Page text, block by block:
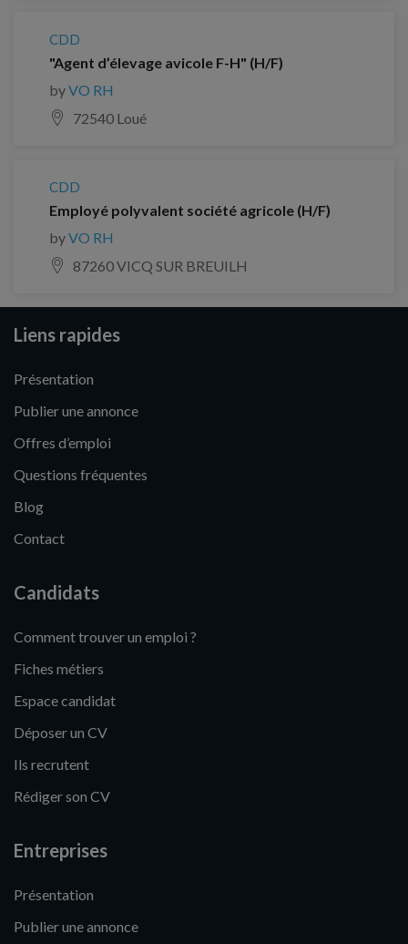
CDD
"Agent d’élevage avicole F-H" (H/F)
byVO RH
72540 Loué
CDD
Employé polyvalent société agricole (H/F)
byVO RH
87260 VICQ SUR BREUILH
Liens rapides
Présentation
Publier une annonce
Offres d’emploi
Questions fréquentes
Blog
Contact
Candidats
Comment trouver un emploi ?
Fiches métiers
Espace candidat
Déposer un CV
Ils recrutent
Rédiger son CV
Entreprises
Présentation
Publier une annonce